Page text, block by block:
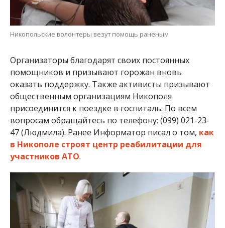
Никопольские волонтеры везут помощь раненым
Организаторы благодарят своих постоянных
помощников и призывают горожан вновь
оказать поддержку. Также активисты призывают
общественным организациям Никополя
присоединится к поездке в госпиталь. По всем
вопросам обращайтесь по телефону: (099) 021-23-
47 (Людмила). Ранее Информатор писал о том, как
в Никополе строят центр реабилитации для
участников АТО.